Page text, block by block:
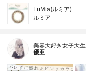
LuMia(ルミア)
ルミア
美容大好き女子大生
優亜